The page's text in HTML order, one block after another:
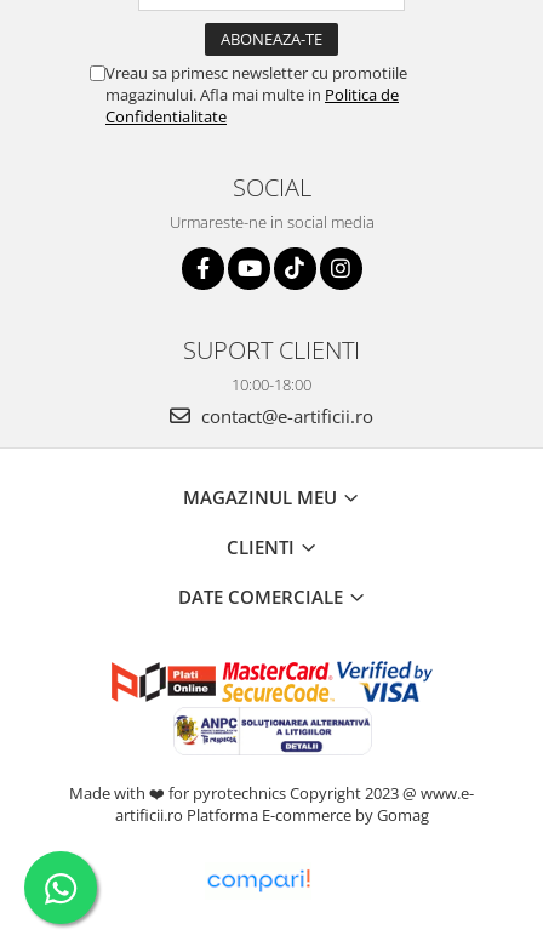
Vreau sa primesc newsletter cu promotiile
magazinului. Afla mai multe in Politica de
Confidentialitate
SOCIAL
Urmareste-ne in social media
SUPORT CLIENTI
10:00-18:00
contact@e-artificii.ro
MAGAZINUL MEU
CLIENTI
DATE COMERCIALE
Made with ❤️ for pyrotechnics Copyright 2023 @ www.e-
artificii.ro Platforma E-commerce by Gomag